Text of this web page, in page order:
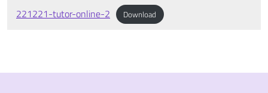
221221-tutor-online-2 Download